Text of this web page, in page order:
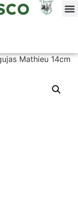
Mathieu 14cm